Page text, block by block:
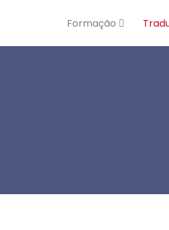
Formação